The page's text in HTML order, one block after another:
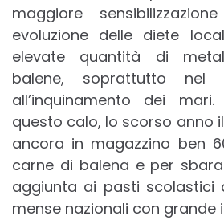
maggiore
evoluzione delle diete
elevate quantità di
balene, soprattutto nel
all’inquinamento dei
questo calo, lo scorso anno
ancora in magazzino ben
carne di balena e per
aggiunta ai pasti scolastici
mense nazionali con grande